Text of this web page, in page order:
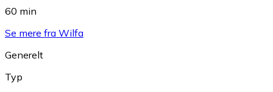
60 min
Se mere fra Wilfa
Generelt
Typ